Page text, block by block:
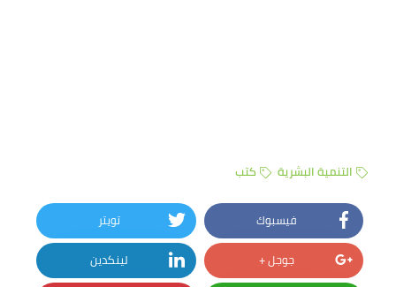
التنمية البشرية كتب
فيسبوك
تويتر
جوجل +
لينكدين